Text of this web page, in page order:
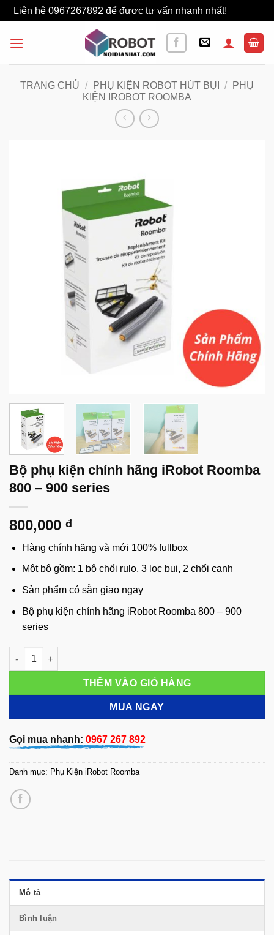
Liên hệ 0967267892 để được tư vấn nhanh nhất!
qua
TRANG CHỦ / PHỤ KIỆN ROBOT HÚT BỤI /
PHỤ
KIỆN IROBOT ROOMBA
Bộ phụ kiện chính hãng iRobot Roomba
800 – 900 series
800,000 đ
Hàng chính hãng và mới 100% fullbox
Một bộ gồm: 1 bộ chổi rulo, 3 lọc bụi, 2 chổi cạnh
Sản phẩm có sẵn giao ngay
Bộ phụ kiện chính hãng iRobot Roomba 800 – 900
series
Bộ phụ kiện chính hãng iRobot Roomba 800 - 900 series số
THÊM VÀO GIỎ HÀNG
MUA NGAY
Gọi mua nhanh: 0967 267 892
Danh mục: Phụ Kiện iRobot Roomba
Mô tả
Bình luận